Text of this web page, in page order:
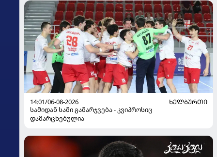
14:01/06-08-2026
ᲮᲔᲚᲑᲣᲠᲗᲘ
სამიდან სამი გამარჯვება - კვიპროსიც
დამარცხებულია